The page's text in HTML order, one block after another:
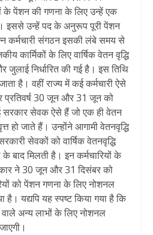
के पेंशन की गणना के लिए उन्हें एक
इससे उन्हें पद के अनुरूप पूरी पेंशन
कर्मचारी संगठन इसकी लंबे समय से
कार्मिकों के लिए वार्षिक वेतन वृद्धि
निर्धारित की गई है। इस तिथि
है। वहीं राज्य में कई कर्मचारी ऐसे
प्रतिवर्ष 30 जून और 31 जून को
सरकार सेवक ऐसे हैं जो एक ही वेतन
हो जाते हैं। उन्होंने आगामी वेतनवृद्धि
सेवकों को वार्षिक वेतनवृद्धि
बाद मिलती है। इन कर्मचारियों के
ने 30 जून और 31 दिसंबर को
को पेंशन गणना के लिए नोशनल
है। यद्यपि यह स्पष्ट किया गया है कि
वाले अन्य लाभों के लिए नोशनल